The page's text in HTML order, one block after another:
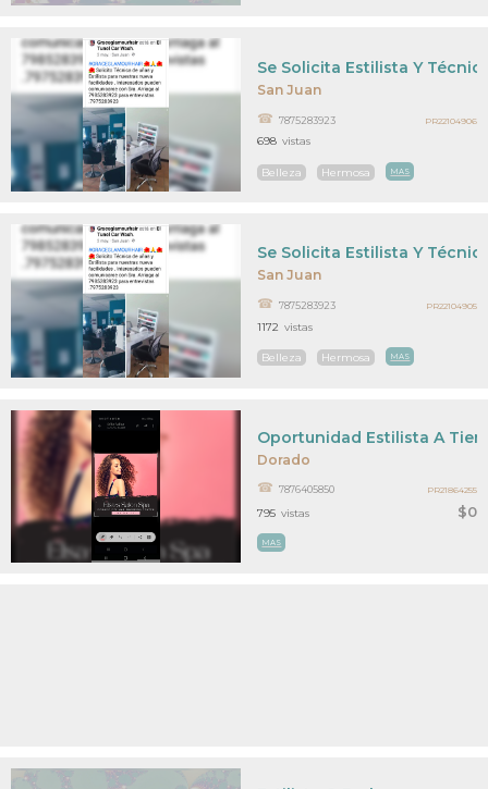
San Juan
Se Solicita Estilista Y
7875283923
Belleza Hermosa MAS
698 vistas
PR22104906
San Juan
Se Solicita Estilista Y
7875283923
Belleza Hermosa MAS
1172 vistas
PR22104905
Dorado
$0
Oportunidad Estilista A
7876405850
MAS
795 vistas
PR21864255